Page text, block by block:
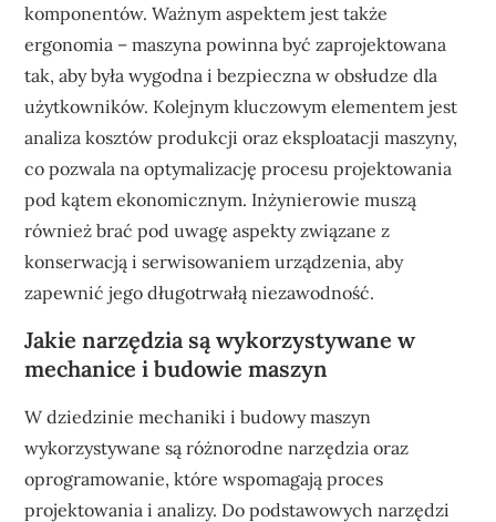
komponentów. Ważnym aspektem jest także
ergonomia – maszyna powinna być zaprojektowana
tak, aby była wygodna i bezpieczna w obsłudze dla
użytkowników. Kolejnym kluczowym elementem jest
analiza kosztów produkcji oraz eksploatacji maszyny,
co pozwala na optymalizację procesu projektowania
pod kątem ekonomicznym. Inżynierowie muszą
również brać pod uwagę aspekty związane z
konserwacją i serwisowaniem urządzenia, aby
zapewnić jego długotrwałą niezawodność.
Jakie narzędzia są wykorzystywane w
mechanice i budowie maszyn
W dziedzinie mechaniki i budowy maszyn
wykorzystywane są różnorodne narzędzia oraz
oprogramowanie, które wspomagają proces
projektowania i analizy. Do podstawowych narzędzi